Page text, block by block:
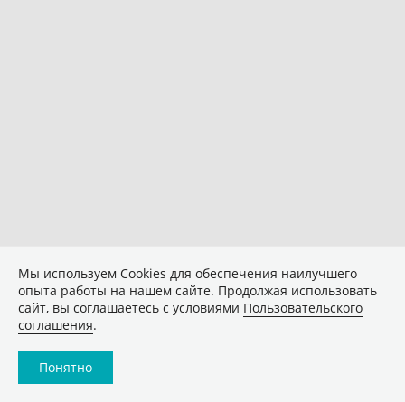
Мы используем Сookies для обеспечения наилучшего
опыта работы на нашем сайте. Продолжая использовать
сайт, вы соглашаетесь с условиями Пользовательского
соглашения.
Понятно